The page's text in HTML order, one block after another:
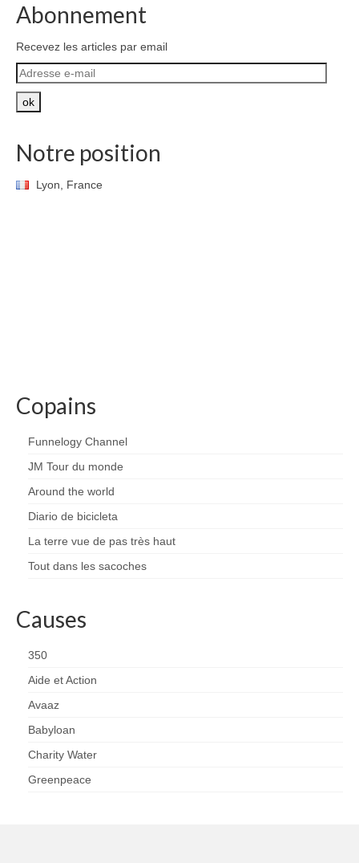
Abonnement
Recevez les articles par email
Adresse
e-
mail
ok
Notre position
Lyon, France
Copains
Funnelogy Channel
JM Tour du monde
Around the world
Diario de bicicleta
La terre vue de pas très haut
Tout dans les sacoches
Causes
350
Aide et Action
Avaaz
Babyloan
Charity Water
Greenpeace